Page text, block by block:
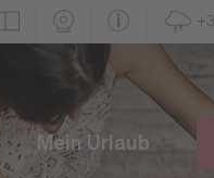
Mein Urlaub